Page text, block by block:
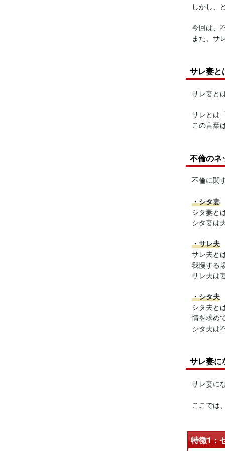
しかし、
今回は、
また、サ
サレ妻と
サレ妻と
サレとは
この言葉
不倫のネ
不倫に関
・シタ妻
シタ妻と
シタ妻は
・サレ夫
サレ夫と
我慢する
サレ夫は
・シタ夫
シタ夫と
情を求め
シタ夫は
サレ妻に
サレ妻に
ここでは
特徴1：